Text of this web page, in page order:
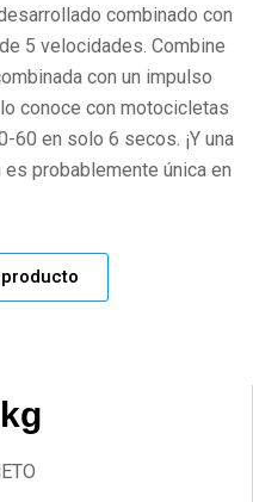
combinado con
5 velocidades. Combine
con un impulso
conoce con motocicletas
60 en solo 6 secos. ¡Y una
probablemente única en